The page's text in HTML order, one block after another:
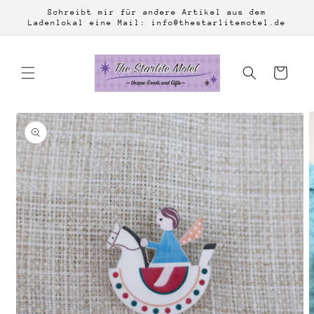
Inhalt
Schreibt mir für andere Artikel aus dem
Ladenlokal eine Mail: info@thestarlitemotel.de
Warenkorb